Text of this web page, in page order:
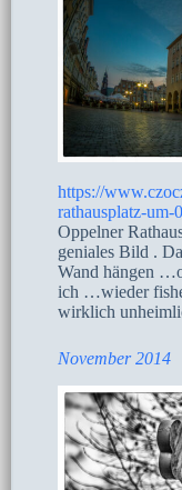
https://
rathausplatz-um-
Oppelner
geniales Bild .
Wand hängen
ich …wieder
wirklich
November 2014